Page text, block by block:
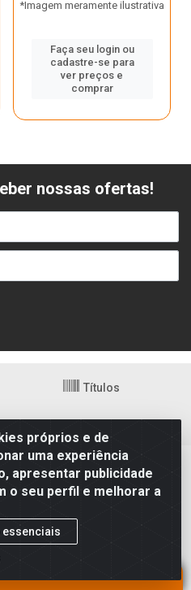
*Imagem meramente ilustrativa
Faça seu login ou
cadastre-se para
ver preços e
comprar
próprios e de
uma experiência
apresentar publicidade
o seu perfil e melhorar a
essenciais
nossas ofertas!
Títulos